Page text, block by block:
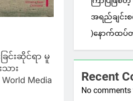
းဆိုင်ရာ မူ
ား
Media
အရည်ချင်းစ
)နောက်ထပ်
Recent
No comments